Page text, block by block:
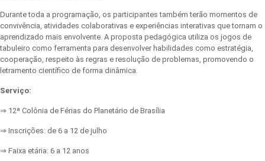
Durante toda a programação, os participantes também terão momentos de
convivência, atividades colaborativas e experiências interativas que tornam o
aprendizado mais envolvente. A proposta pedagógica utiliza os jogos de
tabuleiro como ferramenta para desenvolver habilidades como estratégia,
cooperação, respeito às regras e resolução de problemas, promovendo o
letramento científico de forma dinâmica.
Serviço:
⇒ 12ª Colônia de Férias do Planetário de Brasília
⇒ Inscrições: de 6 a 12 de julho
⇒ Faixa etária: 6 a 12 anos